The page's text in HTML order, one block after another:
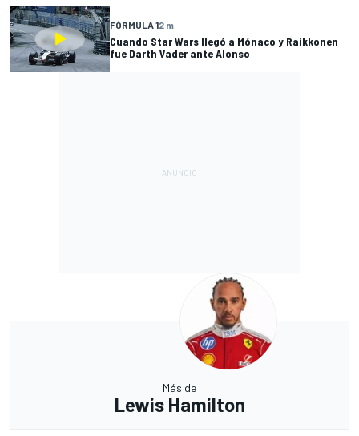
FÓRMULA 12 m
Cuando Star Wars llegó a Mónaco y Raikkonen
fue Darth Vader ante Alonso
Más de
Lewis Hamilton